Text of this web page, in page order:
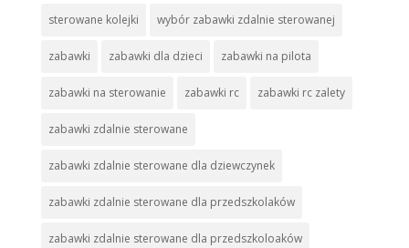
sterowane kolejki wybór zabawki zdalnie sterowanej
zabawki zabawki dla dzieci zabawki na pilota
zabawki na sterowanie zabawki rc zabawki rc zalety
zabawki zdalnie sterowane
zabawki zdalnie sterowane dla dziewczynek
zabawki zdalnie sterowane dla przedszkolaków
zabawki zdalnie sterowane dla przedszkoloaków